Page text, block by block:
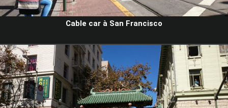
Cable car à San Francisco